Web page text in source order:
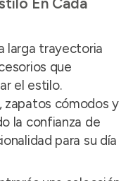
larga trayectoria
que
el estilo.
zapatos cómodos y
la confianza de
para su día